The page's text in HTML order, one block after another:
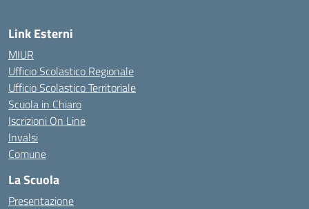
Link Esterni
MIUR
Ufficio Scolastico Regionale
Ufficio Scolastico Territoriale
Scuola in Chiaro
Iscrizioni On Line
Invalsi
Comune
La Scuola
Presentazione